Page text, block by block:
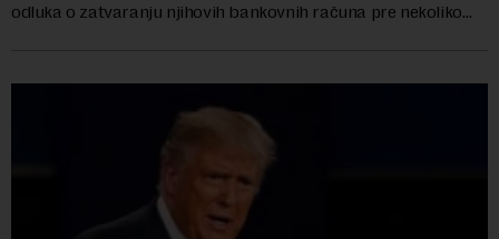
odluka o zatvaranju njihovih bankovnih računa pre nekoliko